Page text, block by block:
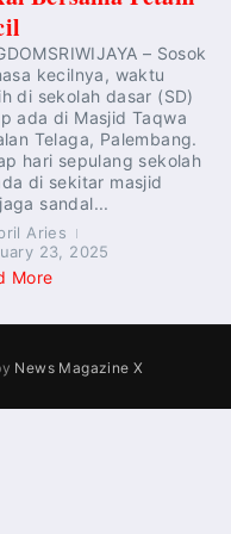
– Sosok
kecilnya, waktu
di sekolah dasar (SD)
ada di Masjid Taqwa
Telaga, Palembang.
hari sepulang sekolah
di sekitar masjid
sandal...
Aries
23, 2025
More
News Magazine X